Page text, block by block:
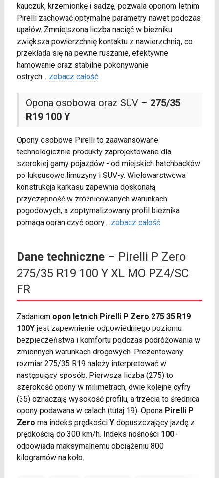
kauczuk, krzemionkę i sadzę, pozwala oponom letnim
Pirelli zachować optymalne parametry nawet podczas
upałów. Zmniejszona liczba nacięć w bieżniku
zwiększa powierzchnię kontaktu z nawierzchnią, co
przekłada się na pewne ruszanie, efektywne
hamowanie oraz stabilne pokonywanie
ostrych... zobacz całość
Opona osobowa oraz SUV – 275/35
R19 100 Y
Opony osobowe Pirelli to zaawansowane
technologicznie produkty zaprojektowane dla
szerokiej gamy pojazdów - od miejskich hatchbacków
po luksusowe limuzyny i SUV-y. Wielowarstwowa
konstrukcja karkasu zapewnia doskonałą
przyczepność w zróżnicowanych warunkach
pogodowych, a zoptymalizowany profil bieżnika
pomaga ograniczyć opory... zobacz całość
Dane techniczne– Pirelli P Zero
275/35 R19 100 Y XL MO PZ4/SC
FR
Zadaniem opon letnich Pirelli P Zero 275 35 R19
100Yjest zapewnienie odpowiedniego poziomu
bezpieczeństwa i komfortu podczas podróżowania w
zmiennych warunkach drogowych. Prezentowany
rozmiar 275/35 R19 należy interpretować w
następujący sposób. Pierwsza liczba (275) to
szerokość opony w milimetrach, dwie kolejne cyfry
(35) oznaczają wysokość profilu, a trzecia to średnica
opony podawana w calach (tutaj 19). Opona Pirelli P
Zero ma indeks prędkości Ydopuszczający jazdę z
prędkością do 300 km/h. Indeks nośności 100-
odpowiada maksymalnemu obciążeniu 800
kilogramów na koło.